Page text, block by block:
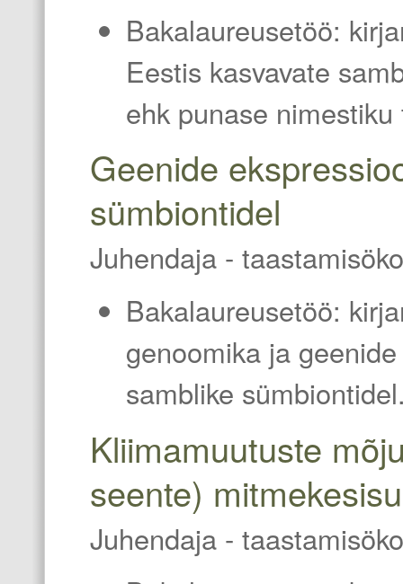
Bakalaureusetöö:
Eestis kasvavate
ehk punase
Geenide
sümbiontidel
Juhendaja -
Bakalaureusetöö:
genoomika ja
samblike
Kliimamuutuste
seente)
Juhendaja -